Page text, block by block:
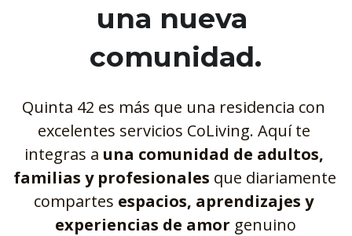
una nueva
comunidad.
Quinta 42 es más que una residencia con
excelentes servicios CoLiving. Aquí te
integras a una comunidad de adultos,
familias y profesionales que diariamente
compartes espacios, aprendizajes y
experiencias de amor genuino